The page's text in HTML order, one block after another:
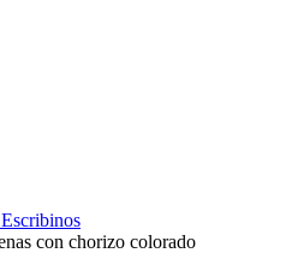
Escribinos
con chorizo colorado